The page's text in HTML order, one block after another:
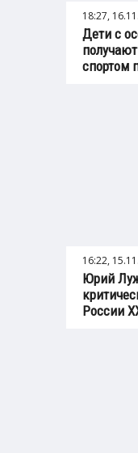
18:27,
Дети с
спортом
16:22,
Юрий
России